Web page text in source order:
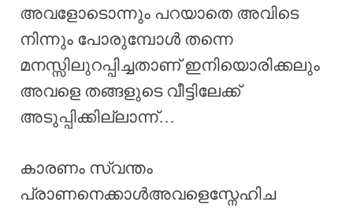
അവളോടൊന്നും പറയാതെ അവിടെ
നിന്നും പോരുമ്പോൾ തന്നെ
മനസ്സിലുറപ്പിച്ചതാണ് ഇനിയൊരിക്കലും
അവളെ തങ്ങളുടെ വീട്ടിലേക്ക്
അടുപ്പിക്കില്ലാന്ന്…
കാരണം സ്വന്തം
പ്രാണനെക്കാൾഅവളെസ്നേഹിച